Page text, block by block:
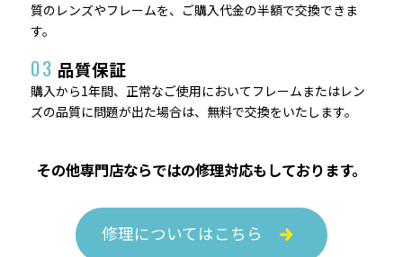
質のレンズやフレームを、ご購入代金の半額で交換できま
す。
03 品質保証
購入から1年間、正常なご使用においてフレームまたはレン
ズの品質に問題が出た場合は、無料で交換をいたします。
その他専門店ならではの修理対応もしております。
修理についてはこちら